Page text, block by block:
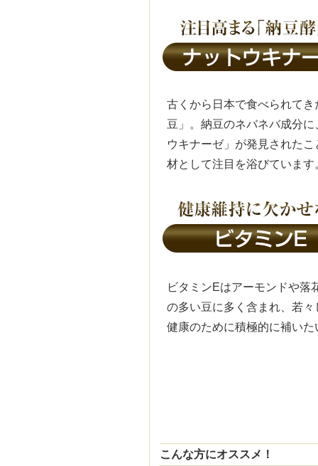
古くから日本で食べられて
豆」。納豆のネバネバ成分
ウキナーゼ」が発見された
材として注目を浴びています
ビタミンEはアーモンドや落
の多い豆に多く含まれ、若
健康のために積極的に補いた
こんな方にオススメ！